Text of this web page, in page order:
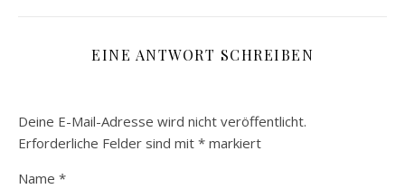
EINE ANTWORT SCHREIBEN
Deine E-Mail-Adresse wird nicht veröffentlicht.
Erforderliche Felder sind mit * markiert
Name *